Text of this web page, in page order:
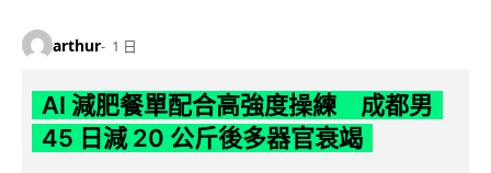
arthur 1 日
AI 減肥餐單配合高強度操練 成都男
45 日減 20 公斤後多器官衰竭